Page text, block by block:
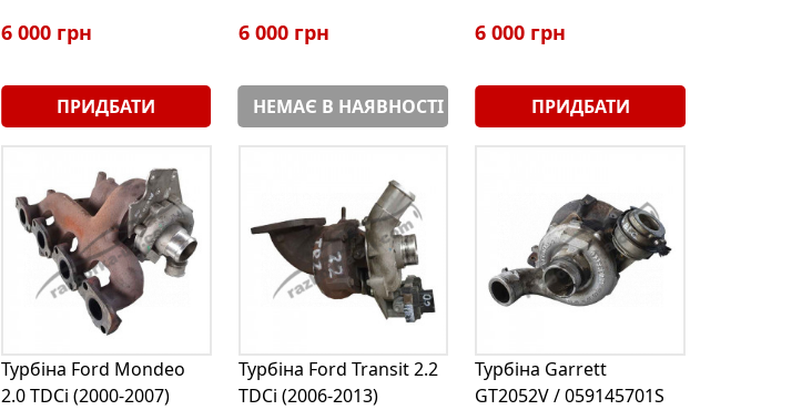
6 000 грн
ПРИДБАТИ
6 000 грн
НЕМАЄ В НАЯВНОСТІ
6 000 грн
ПРИДБАТИ
Турбіна Ford Mondeo
2.0 TDCi (2000-2007)
Турбіна Ford Transit 2.2
TDCi (2006-2013)
Турбіна Garrett
GT2052V / 059145701S